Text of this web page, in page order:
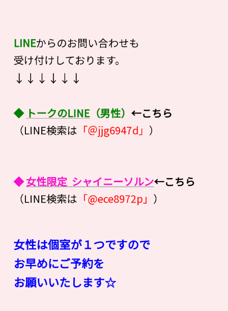
LINEからのお問い合わせも
受け付けしております。
↓↓↓↓↓↓
◆ トークのLINE（男性） ←こちら
（LINE検索は 「＠jjg6947d」 ）
◆女性限定 シャイニーソルン←こちら
（LINE検索は 「@ece8972p」 ）
女性は個室が１つですので
お早めにご予約を
お願いいたします☆